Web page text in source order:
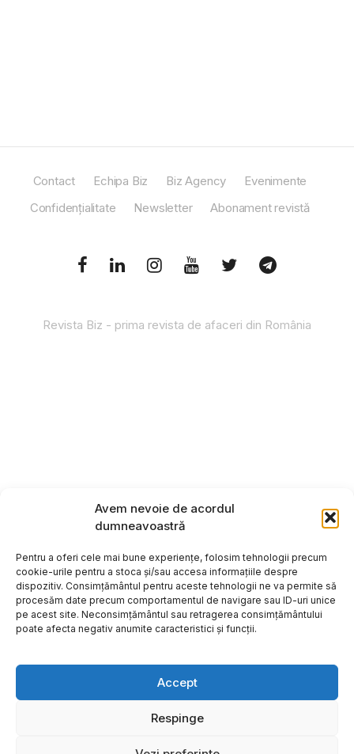
Avem nevoie de acordul
dumneavoastră
Pentru a oferi cele mai bune experiențe, folosim tehnologii precum
cookie-urile pentru a stoca și/sau accesa informațiile despre
dispozitiv. Consimțământul pentru aceste tehnologii ne va permite să
procesăm date precum comportamentul de navigare sau ID-uri unice
pe acest site. Neconsimțământul sau retragerea consimțământului
poate afecta negativ anumite caracteristici și funcții.
Accept
Respinge
Contact Echipa Biz Biz Agency
Evenimente
Confidențialitate
Newsletter Abonament revistă
Revista Biz - prima revista de afaceri din România
Copyright ©2026